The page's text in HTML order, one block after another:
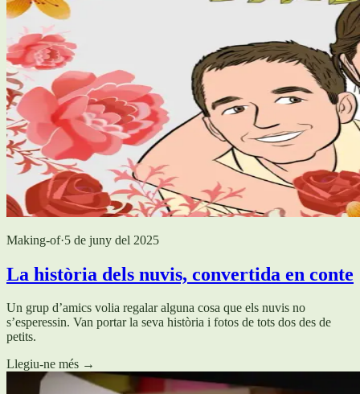
Making-of·5 de juny del 2025
La història dels nuvis, convertida en conte
Un grup d’amics volia regalar alguna cosa que els nuvis no
s’esperessin. Van portar la seva història i fotos de tots dos des de
petits.
Llegiu-ne més →